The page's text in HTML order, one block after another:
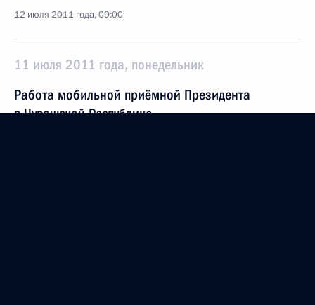
12 июля 2011 года, 09:00
11 июля 2011 года, понедельник
Работа мобильной приёмной Президента
в Чувашской Республике